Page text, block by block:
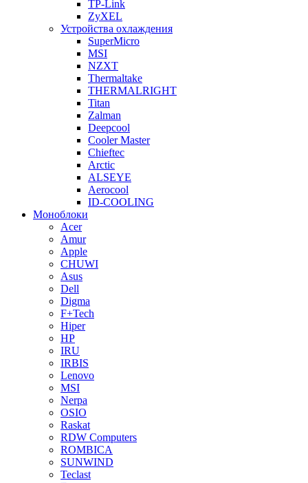
TP-Link
ZyXEL
Устройства охлаждения
SuperMicro
MSI
NZXT
Thermaltake
THERMALRIGHT
Titan
Zalman
Deepcool
Cooler Master
Chieftec
Arctic
ALSEYE
Aerocool
ID-COOLING
Моноблоки
Acer
Amur
Apple
CHUWI
Asus
Dell
Digma
F+Tech
Hiper
HP
IRU
IRBIS
Lenovo
MSI
Nerpa
OSIO
Raskat
RDW Computers
ROMBICA
SUNWIND
Teclast